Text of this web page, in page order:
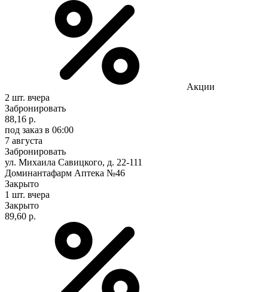
Акции
2 шт. вчера
Забронировать
88,16 р.
под заказ в 06:00
7 августа
Забронировать
ул. Михаила Савицкого, д. 22-111
Доминантафарм Аптека №46
Закрыто
1 шт. вчера
Закрыто
89,60 р.